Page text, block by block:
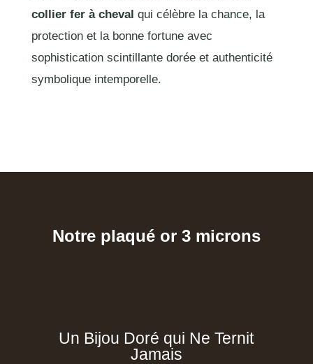
collier fer à cheval qui célèbre la chance, la
protection et la bonne fortune avec
sophistication scintillante dorée et authenticité
symbolique intemporelle.
Notre plaqué or 3 microns
Un Bijou Doré qui Ne Ternit
Jamais